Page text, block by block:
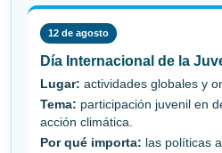
12 de agosto
Día Internacional de la
Lugar: actividades globales y
Tema: participación juvenil en
acción climática.
Por qué importa: las políticas